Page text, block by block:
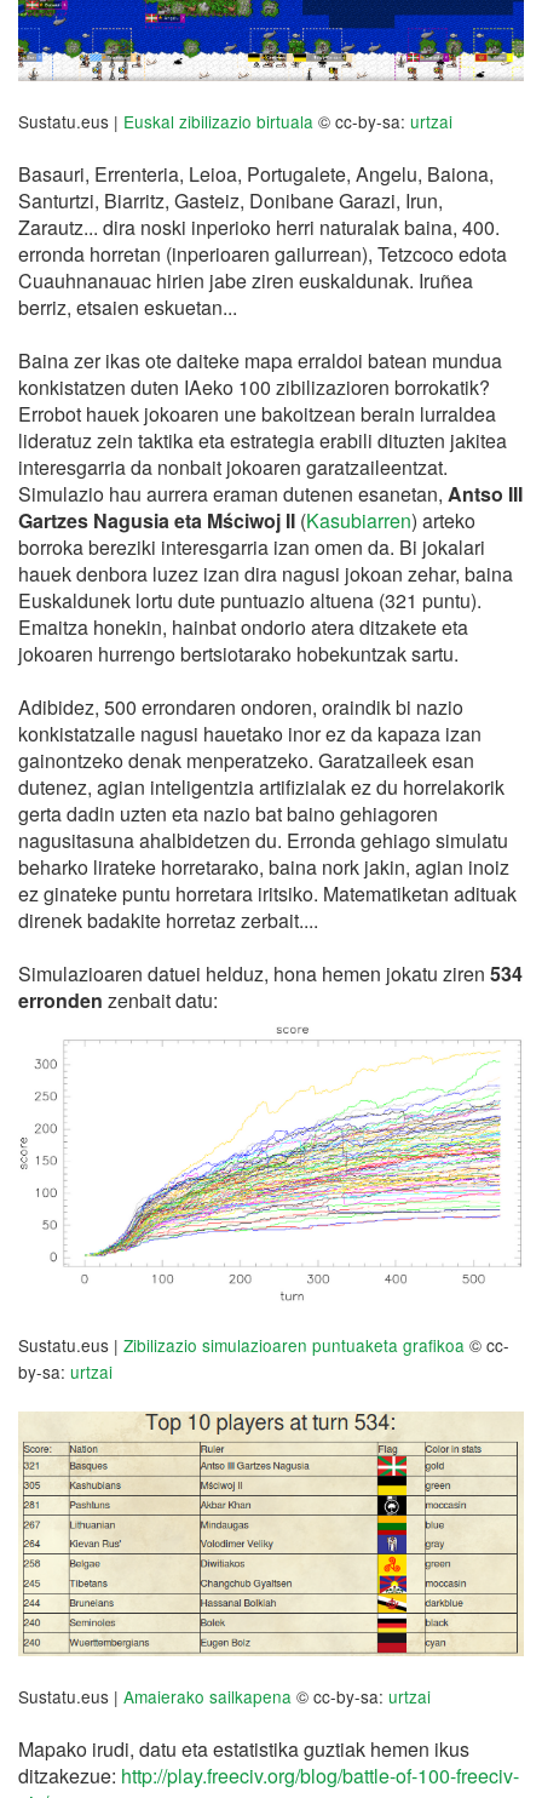
Sustatu.eus | Euskal zibilizazio birtuala © cc-by-sa: urtzai
Basauri, Errenteria, Leioa, Portugalete, Angelu, Baiona,
Santurtzi, Biarritz, Gasteiz, Donibane Garazi, Irun,
Zarautz... dira noski inperioko herri naturalak baina, 400.
erronda horretan (inperioaren gailurrean), Tetzcoco edota
Cuauhnanauac hirien jabe ziren euskaldunak. Iruñea
berriz, etsaien eskuetan...
Baina zer ikas ote daiteke mapa erraldoi batean mundua
konkistatzen duten IAeko 100 zibilizazioren borrokatik?
Errobot hauek jokoaren une bakoitzean berain lurraldea
lideratuz zein taktika eta estrategia erabili dituzten jakitea
interesgarria da nonbait jokoaren garatzaileentzat.
Simulazio hau aurrera eraman dutenen esanetan, Antso III
Gartzes Nagusia eta Mściwoj II (Kasubiarren) arteko
borroka bereziki interesgarria izan omen da. Bi jokalari
hauek denbora luzez izan dira nagusi jokoan zehar, baina
Euskaldunek lortu dute puntuazio altuena (321 puntu).
Emaitza honekin, hainbat ondorio atera ditzakete eta
jokoaren hurrengo bertsiotarako hobekuntzak sartu.
Adibidez, 500 errondaren ondoren, oraindik bi nazio
konkistatzaile nagusi hauetako inor ez da kapaza izan
gainontzeko denak menperatzeko. Garatzaileek esan
dutenez, agian inteligentzia artifizialak ez du horrelakorik
gerta dadin uzten eta nazio bat baino gehiagoren
nagusitasuna ahalbidetzen du. Erronda gehiago simulatu
beharko lirateke horretarako, baina nork jakin, agian inoiz
ez ginateke puntu horretara iritsiko. Matematiketan adituak
direnek badakite horretaz zerbait....
Simulazioaren datuei helduz, hona hemen jokatu ziren 534
erronden zenbait datu:
Sustatu.eus | Zibilizazio simulazioaren puntuaketa grafikoa © cc-
by-sa: urtzai
Sustatu.eus | Amaierako sailkapena © cc-by-sa: urtzai
Mapako irudi, datu eta estatistika guztiak hemen ikus
ditzakezue: http://play.freeciv.org/blog/battle-of-100-freeciv-